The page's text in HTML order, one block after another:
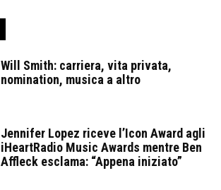
Will Smith: carriera, vita privata,
nomination, musica a altro
Jennifer Lopez riceve l’Icon Award agli
iHeartRadio Music Awards mentre Ben
Affleck esclama: “Appena iniziato”